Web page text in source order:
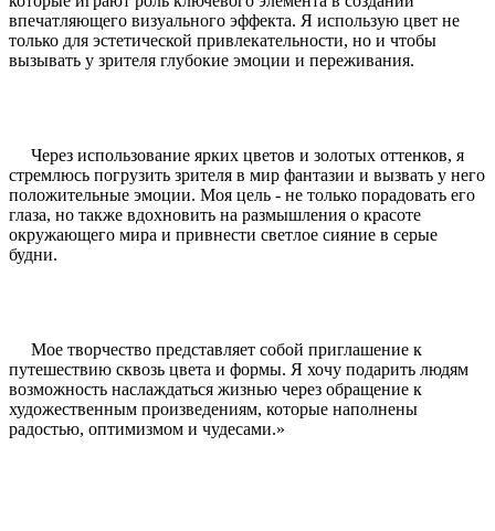
впечатляющего визуального эффекта. Я использую цвет не
только для эстетической привлекательности, но и чтобы
вызывать у зрителя глубокие эмоции и переживания.
Через использование ярких цветов и золотых оттенков, я
стремлюсь погрузить зрителя в мир фантазии и вызвать у него
положительные эмоции. Моя цель - не только порадовать его
глаза, но также вдохновить на размышления о красоте
окружающего мира и привнести светлое сияние в серые
будни.
Мое творчество представляет собой приглашение к
путешествию сквозь цвета и формы. Я хочу подарить людям
возможность наслаждаться жизнью через обращение к
художественным произведениям, которые наполнены
радостью, оптимизмом и чудесами.»